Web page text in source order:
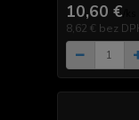
10,60 €
8,62 € bez